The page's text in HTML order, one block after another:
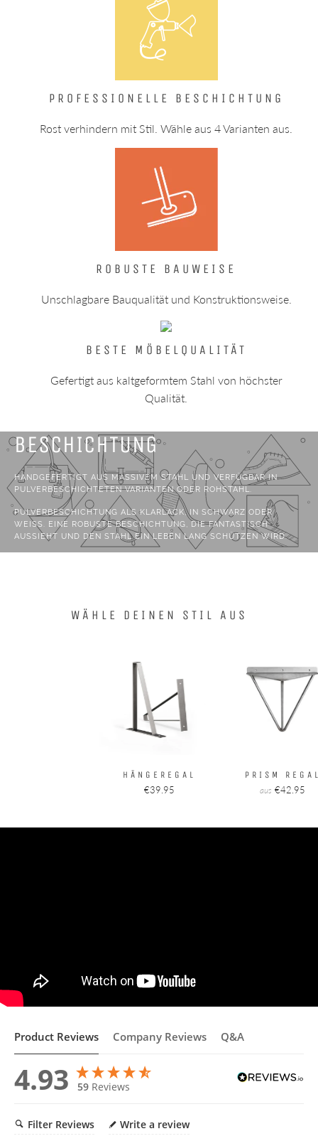
PROFESSIONELLE BESCHICHTUNG
Rost verhindern mit Stil. Wähle aus 4 Varianten aus.
ROBUSTE BAUWEISE
Unschlagbare Bauqualität und Konstruktionsweise.
BESTE MÖBELQUALITÄT
Gefertigt aus kaltgeformtem Stahl von höchster
Qualität.
PROFESSIONELLE
BESCHICHTUNG
HANDGEFERTIGT AUS MASSIVEM STAHL UND VERFÜGBAR IN
PULVERBESCHICHTETEN VARIANTEN ODER ROHSTAHL.
PULVERBESCHICHTUNG ALS KLARLACK, IN SCHWARZ ODER
WEISS. EINE ROBUSTE BESCHICHTUNG, DIE FANTASTISCH A
USSIEHT UND DEN STAHL EIN LEBEN LANG SCHÜTZEN WIRD.
WÄHLE DEINEN STIL AUS
PRISM
aus €42.95
HÄNGEREGAL
€39.95
Product Reviews Company Reviews Q&A
4.93 59 Reviews
Filter Reviews Write a review